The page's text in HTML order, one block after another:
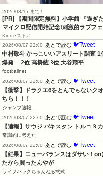
2026/08/15 まで！
[PR] 【期間限定無料】小学館 『過ぎ
マイクロ配信開始記念!刺激的ラブフ
Kindleストア
2026/08/07 22:00
あとで読む 🐦Tweet
中村敬斗 かっこいいアスリート調査
爆発 …2位 高橋藍 3位 大谷翔平
footballnet
2026/08/07 22:00
あとで読む 🐦Tweet
【衝撃】ドラクエ6をとんでもないク
ちら！！！
ジャンプ速報
2026/08/07 22:00
あとで読む 🐦Tweet
【速報】サウジ パキスタン トルコ３
常識的に考えた
2026/08/07 22:00
あとで読む 🐦Tweet
【結果】ニューバランスはダサい！
たから買ったんやが
ライフハックちゃんねる弐式